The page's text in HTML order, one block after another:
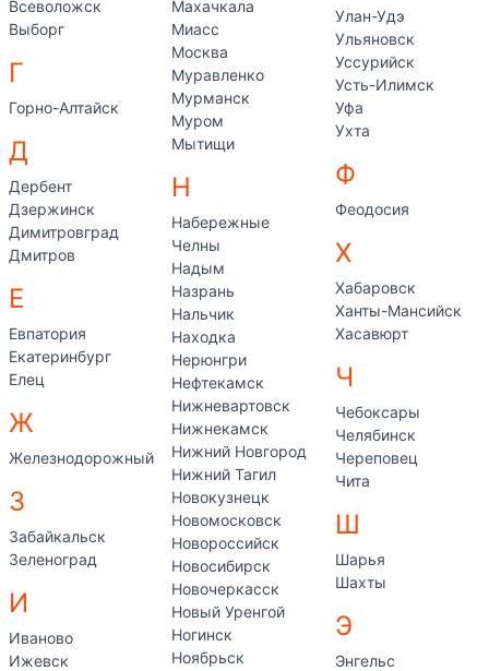
Всеволожск
Выборг
Г
Горно-Алтайск
Д
Дербент
Дзержинск
Димитровград
Дмитров
Е
Евпатория
Екатеринбург
Елец
Ж
Железнодорожный
З
Забайкальск
Зеленоград
И
Иваново
Ижевск
Махачкала
Миасс
Москва
Муравленко
Мурманск
Муром
Мытищи
Н
Набережные
Челны
Надым
Назрань
Нальчик
Находка
Нерюнгри
Нефтекамск
Нижневартовск
Нижнекамск
Нижний Новгород
Нижний Тагил
Новокузнецк
Новомосковск
Новороссийск
Новосибирск
Новочеркасск
Новый Уренгой
Ногинск
Ноябрьск
Улан-Удэ
Ульяновск
Уссурийск
Усть-Илимск
Уфа
Ухта
Ф
Феодосия
Х
Хабаровск
Ханты-Мансийск
Хасавюрт
Ч
Чебоксары
Челябинск
Череповец
Чита
Ш
Шарья
Шахты
Э
Энгельс